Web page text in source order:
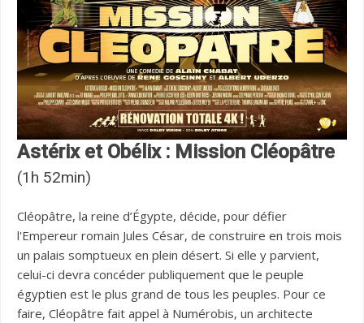
Astérix et Obélix : Mission Cléopâtre
(1h 52min)
Cléopâtre, la reine d’Égypte, décide, pour défier
l'Empereur romain Jules César, de construire en trois mois
un palais somptueux en plein désert. Si elle y parvient,
celui-ci devra concéder publiquement que le peuple
égyptien est le plus grand de tous les peuples. Pour ce
faire, Cléopâtre fait appel à Numérobis, un architecte